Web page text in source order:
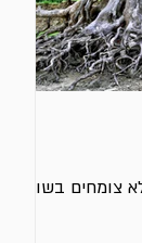
צומחים בשוק